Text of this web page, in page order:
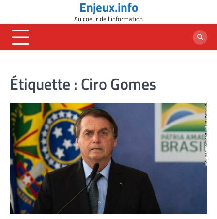
content
Enjeux.info
Au coeur de l'information
Étiquette : Ciro Gomes